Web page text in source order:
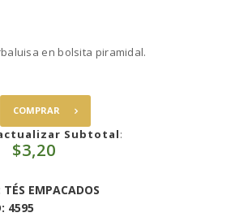
en bolsita piramidal.
COMPRAR
Subtotal:
$3,20
TÉS EMPACADOS
4595